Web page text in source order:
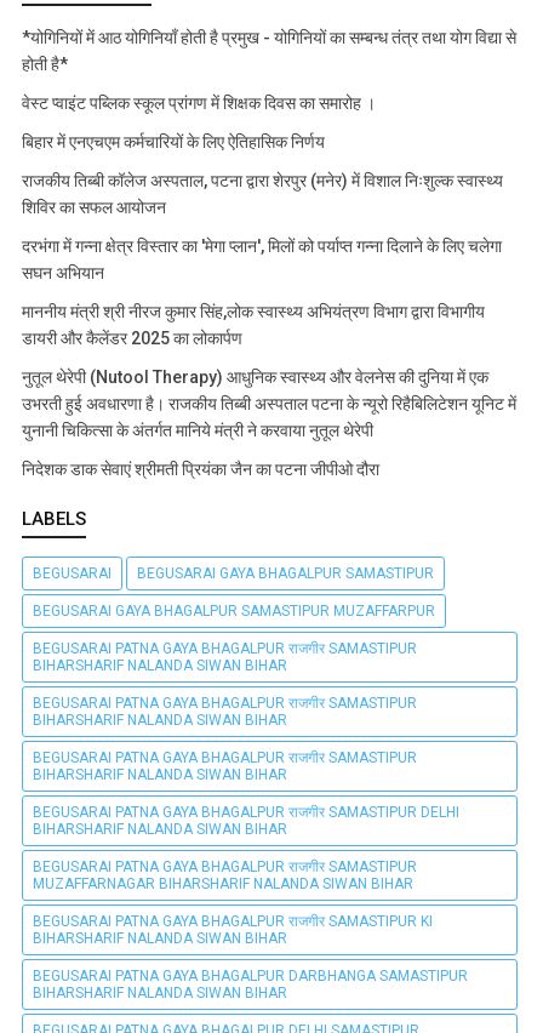
*योगिनियों में आठ योगिनियाँ होती है प्रमुख - योगिनियों का सम्बन्ध तंत्र तथा योग विद्या से
होती है*
वेस्ट प्वाइंट पब्लिक स्कूल प्रांगण में शिक्षक दिवस का समारोह ।
बिहार में एनएचएम कर्मचारियों के लिए ऐतिहासिक निर्णय
राजकीय तिब्बी कॉलेज अस्पताल, पटना द्वारा शेरपुर (मनेर) में विशाल निःशुल्क स्वास्थ्य
शिविर का सफल आयोजन
दरभंगा में गन्ना क्षेत्र विस्तार का 'मेगा प्लान', मिलों को पर्याप्त गन्ना दिलाने के लिए चलेगा
सघन अभियान
माननीय मंत्री श्री नीरज कुमार सिंह,लोक स्वास्थ्य अभियंत्रण विभाग द्वारा विभागीय
डायरी और कैलेंडर 2025 का लोकार्पण
नुतूल थेरेपी (Nutool Therapy) आधुनिक स्वास्थ्य और वेलनेस की दुनिया में एक
उभरती हुई अवधारणा है। राजकीय तिब्बी अस्पताल पटना के न्यूरो रिहैबिलिटेशन यूनिट में
युनानी चिकित्सा के अंतर्गत मानिये मंत्री ने करवाया नुतूल थेरेपी
निदेशक डाक सेवाएं श्रीमती प्रियंका जैन का पटना जीपीओ दौरा
LABELS
BEGUSARAI BEGUSARAI GAYA BHAGALPUR SAMASTIPUR
BEGUSARAI GAYA BHAGALPUR SAMASTIPUR MUZAFFARPUR
BEGUSARAI PATNA GAYA BHAGALPUR राजगीर SAMASTIPUR
BIHARSHARIF NALANDA SIWAN BIHAR
BEGUSARAI PATNA GAYA BHAGALPUR राजगीर SAMASTIPUR
BIHARSHARIF NALANDA SIWAN BIHAR
BEGUSARAI PATNA GAYA BHAGALPUR राजगीर SAMASTIPUR
BIHARSHARIF NALANDA SIWAN BIHAR
BEGUSARAI PATNA GAYA BHAGALPUR राजगीर SAMASTIPUR DELHI
BIHARSHARIF NALANDA SIWAN BIHAR
BEGUSARAI PATNA GAYA BHAGALPUR राजगीर SAMASTIPUR
MUZAFFARNAGAR BIHARSHARIF NALANDA SIWAN BIHAR
BEGUSARAI PATNA GAYA BHAGALPUR राजगीर SAMASTIPUR KI
BIHARSHARIF NALANDA SIWAN BIHAR
BEGUSARAI PATNA GAYA BHAGALPUR DARBHANGA SAMASTIPUR
BIHARSHARIF NALANDA SIWAN BIHAR